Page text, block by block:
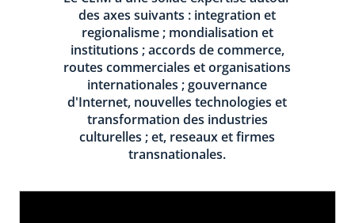
des axes suivants : integration et
regionalisme ; mondialisation et
institutions ; accords de commerce,
routes commerciales et organisations
internationales ; gouvernance
d'Internet, nouvelles technologies et
transformation des industries
culturelles ; et, reseaux et firmes
transnationales.